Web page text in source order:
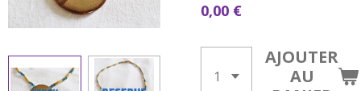
0,00 €
AJOUTER
AU